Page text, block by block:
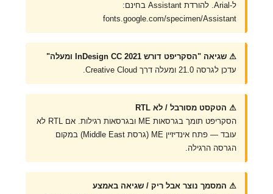
ל-Arial. להורדת Assistant בחינם:
fonts.google.com/specimen/Assistant
⚠ שגיאה "הסקריפט דורש InDesign CC 2021 ומעלה"
עדכן לגרסה 21.0 ומעלה דרך Creative Cloud.
⚠ הטקסט מסורבל / לא RTL
הסקריפט תומך בגרסאות ME ובגרסאות רגילות. אם RTL לא
עובד — פתח אינדיזיין ME (גרסת Middle East) במקום
הגרסה הרגילה.
⚠ המסמך נוצר אבל ריק / שגיאה באמצע